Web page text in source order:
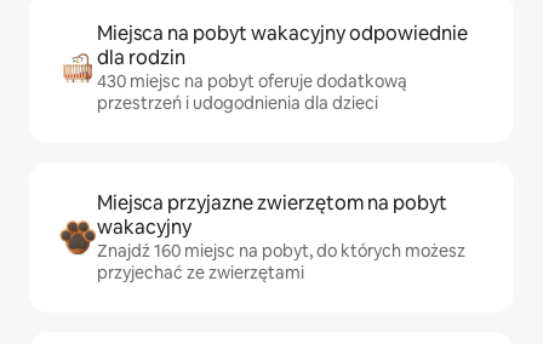
Miejsca na pobyt wakacyjny odpowiednie
dla rodzin
430 miejsc na pobyt oferuje dodatkową
przestrzeń i udogodnienia dla dzieci
Miejsca przyjazne zwierzętom na pobyt
wakacyjny
Znajdź 160 miejsc na pobyt, do których możesz
przyjechać ze zwierzętami